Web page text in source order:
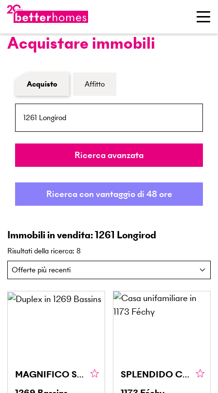
Acquistare immobili
Modulo di ricerca immobiliare
Acquisto Affitto
NPA / Località
Raggio
Ricerca avanzata
Ricerca con vantaggio di 48 ore
Immobili in vendita: 1261 Longirod
Risultati della ricerca: 8
MAGNIFICO SPAZIOSO E VISTA PANORAMICA SUL LAGO
SPLENDIDO CON VISTA PANORAMICA SUL LAGO